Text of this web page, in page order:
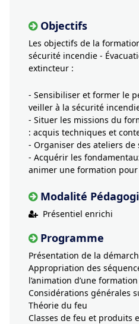
Objectifs
Les objectifs de la
sécurité incendie -
extincteur :
- Sensibiliser et former le
veiller à la sécurité
- Situer les missions du
: acquis techniques et
- Organiser des ateliers de
- Acquérir les
animer une formation
Modalité
Présentiel enrichi
Programme
Présentation de la
Appropriation des
l’animation d’une
Considérations générales
Théorie du feu
Classes de feu et produits